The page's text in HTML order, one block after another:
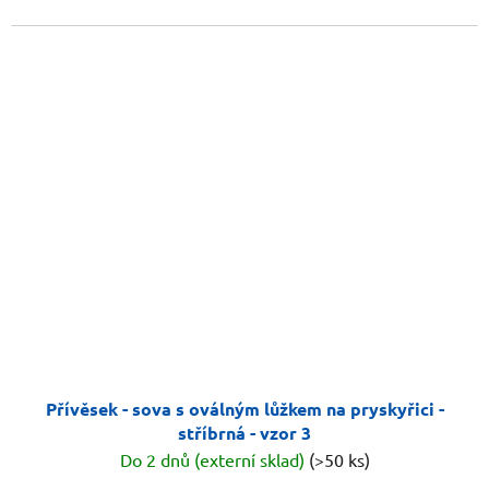
Přívěsek - sova s oválným lůžkem na pryskyřici -
stříbrná - vzor 3
Do 2 dnů (externí sklad) (>50 ks)